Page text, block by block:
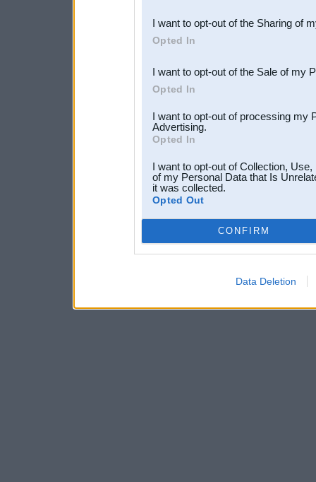
Downstream Participants
third parties.
I want to opt-out of the Sharing of
Opted In
I want to opt-out of the Sale of my
Opted In
I want to opt-out of processing my
Advertising.
Opted In
I want to opt-out of Collection,
of my Personal Data that Is
it was collected.
Opted Out
CONFIRM
Data Deletion